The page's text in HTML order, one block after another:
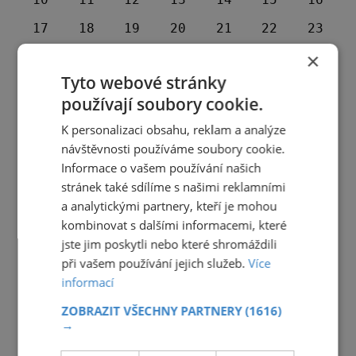
17
18 19 20 21 22
23
30
1 2 3 4
×
Tyto webové stránky
používají soubory cookie.
K personalizaci obsahu, reklam a analýze
návštěvnosti používáme soubory cookie.
Informace o vašem používání našich
stránek také sdílíme s našimi reklamními
a analytickými partnery, kteří je mohou
kombinovat s dalšími informacemi, které
jste jim poskytli nebo které shromáždili
při vašem používání jejich služeb.Více
informací
ZOBRAZIT VŠECHNY PARTNERY(1616)
→